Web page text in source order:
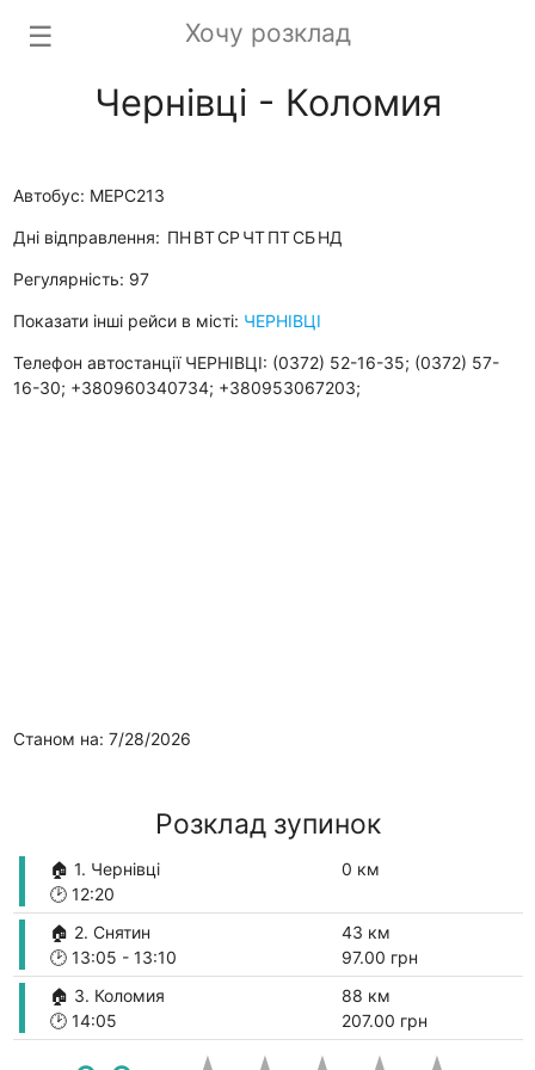
Хочу розклад
☰
Чернівці - Коломия
Автобус: МЕРС213
Дні відправлення: ПН ВТСР ЧТ ПТСБ НД
Регулярність: 97
Показати інші рейси в місті: ЧЕРНІВЦІ
Телефон автостанції ЧЕРНІВЦІ: (0372) 52-16-35; (0372) 57-
16-30; +380960340734; +380953067203;
Станом на: 7/28/2026
Розклад зупинок
🏠 1. Чернівці
🕑12:20
0 км
🏠 2. Снятин
🕑13:05 - 13:10
43 км
97.00 грн
🏠 3. Коломия
🕑14:05
88 км
207.00 грн